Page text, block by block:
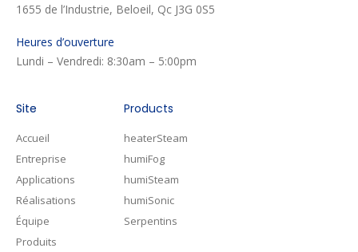
1655 de l’Industrie, Beloeil, Qc J3G 0S5
Heures d’ouverture
Lundi – Vendredi: 8:30am – 5:00pm
Site
Accueil
Entreprise
Applications
Réalisations
Équipe
Produits
Products
heaterSteam
humiFog
humiSteam
humiSonic
Serpentins